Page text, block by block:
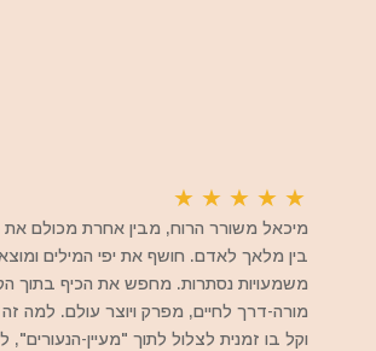
★
★
★
★
★
מיכאל משורר הרוח, מבין אחרת מכולם את
בין מלאך לאדם. חושף את יפי המילים
משמעויות נסתרות. מחפש את הכיף בתוך
מורה-דרך לחיים, מפרק ויוצר עולם. למה
וקל בו זמנית לצלול לתוך "מעיין-הנעורים",